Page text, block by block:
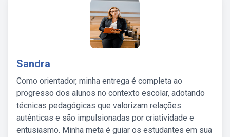
Sandra
Como orientador, minha entrega é completa ao
progresso dos alunos no contexto escolar, adotando
técnicas pedagógicas que valorizam relações
autênticas e são impulsionadas por criatividade e
entusiasmo. Minha meta é guiar os estudantes em sua